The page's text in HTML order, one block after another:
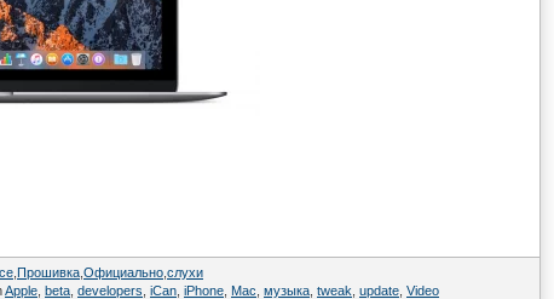
Прошивка Официально cлухи
Apple beta developers iCan iPhone Mac музыка tweak update Video